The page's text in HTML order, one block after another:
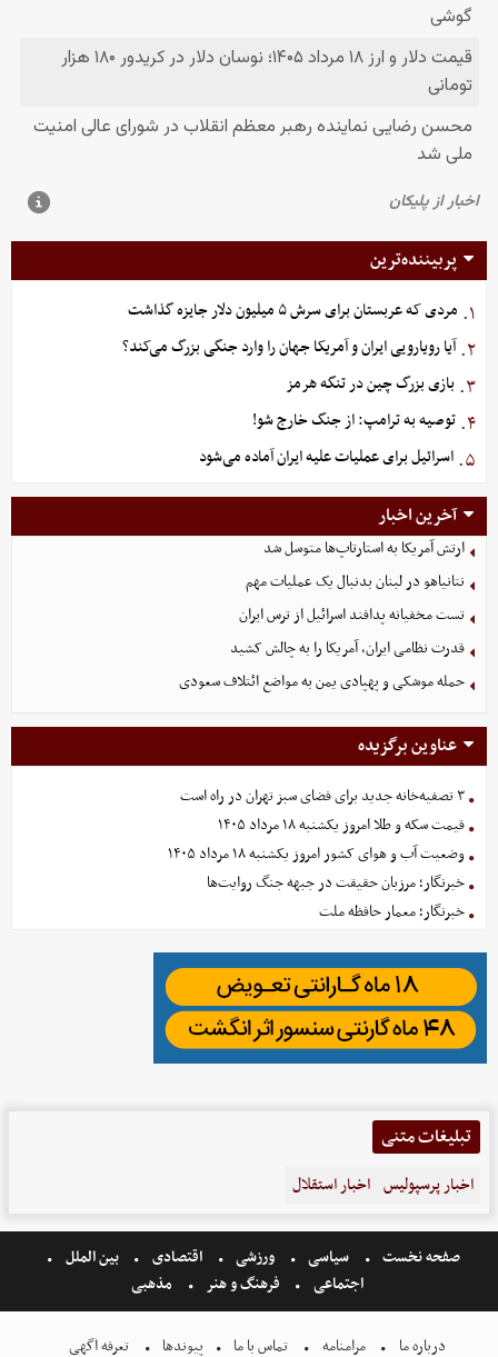
پربیننده‌ترین
۱. مردی که عربستان برای سرش ۵ میلیون دلار جایزه گذاشت
۲. آیا رویارویی ایران و آمریکا جهان را وارد جنگی بزرگ می‌کند؟
۳. بازی بزرگ چین در تنگه هرمز
۴. توصیه به ترامپ: از جنگ خارج شو!
۵. اسرائیل برای عملیات علیه ایران آماده می‌شود
آخرین اخبار
ارتش آمریکا به استارتاپ‌ها متوسل شد
نتانیاهو در لبنان بدنبال یک عملیات مهم
تست مخفیانه پدافند اسرائیل از ترس ایران
قدرت نظامی ایران،‌ آمریکا را به چالش کشید
حمله موشکی و پهپادی یمن به مواضع ائتلاف سعودی
عناوین برگزیده
۳ تصفیه‌خانه جدید برای فضای سبز تهران در راه است
قیمت سکه و طلا امروز یکشنبه ۱۸ مرداد ۱۴۰۵
وضعیت آب و هوای کشور امروز یکشنبه ۱۸ مرداد ۱۴۰۵
خبرنگار؛ مرزبان حقیقت در جبهه جنگ روایت‌ها
خبرنگار؛ معمار حافظه ملت
تبلیغات متنی
اخبار پرسپولیس اخبار استقلال
صفحه نخست سیاسی ورزشی اقتصادی
بین الملل
اجتماعی
فرهنگ و هنر مذهبی
درباره ما مرامنامه تماس با ما پیوندها تعرفه اگهی